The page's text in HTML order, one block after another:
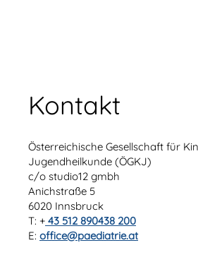
Kontakt
Österreichische Gesellschaft für
Jugendheilkunde (ÖGKJ)
c/o studio12 gmbh
Anichstraße 5
6020 Innsbruck
T: + 43 512 890438 200
E: office@paediatrie.at